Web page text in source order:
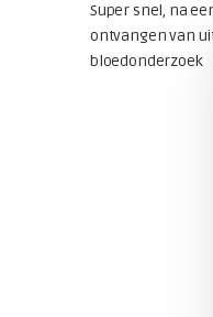
Super snel, na
ontvangen van
bloedonderzoek